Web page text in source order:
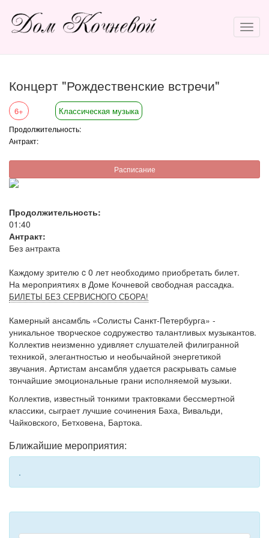
Концерт "Рождественские встречи"
6+ Классическая музыка
Продолжительность:
Антракт:
Расписание
Продолжительность:
01:40
Антракт:
Без антракта
Каждому зрителю c 0 лет необходимо приобретать билет.
На мероприятиях в Доме Кочневой свободная рассадка.
БИЛЕТЫ БЕЗ СЕРВИСНОГО СБОРА!
Камерный ансамбль «Солисты Санкт-Петербурга» -
уникальное творческое содружество талантливых музыкантов.
Коллектив неизменно удивляет слушателей филигранной
техникой, элегантностью и необычайной энергетикой
звучания. Артистам ансамбля удается раскрывать самые
тончайшие эмоциональные грани исполняемой музыки.
Коллектив, известный тонкими трактовками бессмертной
классики, сыграет лучшие сочинения Баха, Вивальди,
Чайковского, Бетховена, Бартока.
Ближайшие мероприятия:
.